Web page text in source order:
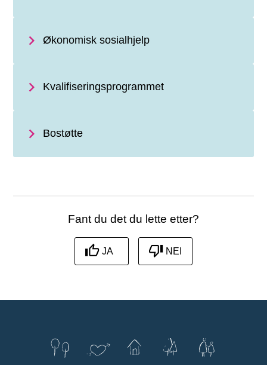
Økonomisk sosialhjelp
Kvalifiseringsprogrammet
Bostøtte
Fant du det du lette etter?
JA NEI